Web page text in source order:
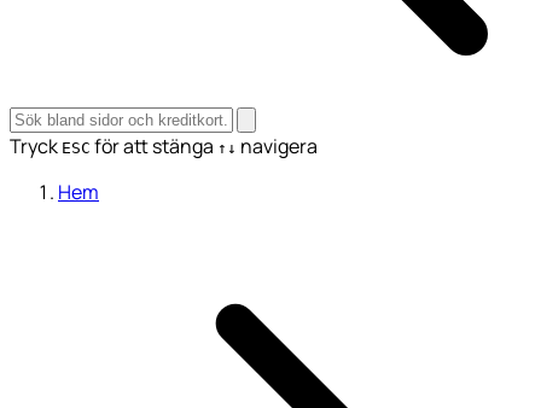
Tryck ESC för att stänga ↑↓ navigera
Hem